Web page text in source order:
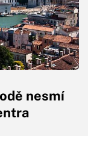
nesmí